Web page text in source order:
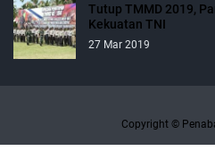
Tutup TMMD 2019,
Kekuatan TNI
27 Mar 2019
Copyright ©